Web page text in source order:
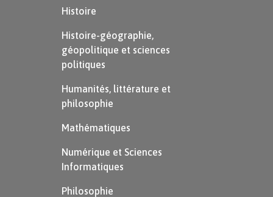
Histoire
Histoire-géographie,
géopolitique et sciences
politiques
Humanités, littérature et
philosophie
Mathématiques
Numérique et Sciences
Informatiques
Philosophie